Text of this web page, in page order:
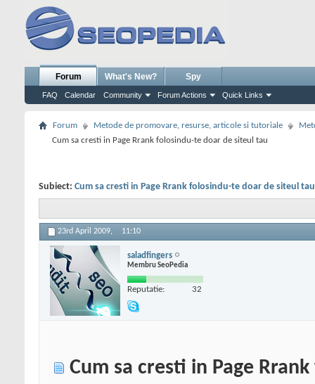
Forum
FAQ Calendar Community Forum Actions Quick Links
What's New? Spy
Forum Metode de promovare, resurse, articole si tutoriale
Cum sa cresti in Page Rrank folosindu-te doar de siteul tau
Subiect: Cum sa cresti in Page Rrank folosindu-te doar de siteul tau
23rd April 2009, 11:10
saladfingers
Membru SeoPedia
Reputatie: 32
Cum sa cresti in Page